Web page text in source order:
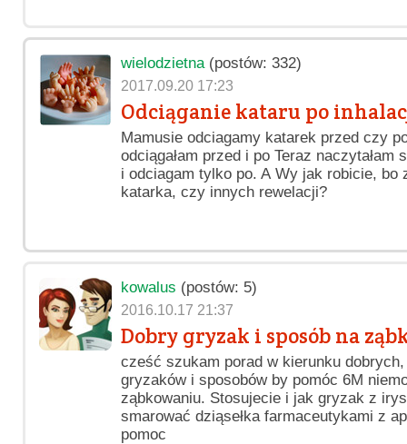
wielodzietna(postów: 332)
2017.09.20 17:23
Odciąganie kataru po
Mamusie odciagamy katarek przed czy
odciągałam przed i po Teraz naczytałam
i odciagam tylko po. A Wy jak robicie, bo
katarka, czy innych rewelacji?
kowalus (postów: 5)
2016.10.17 21:37
Dobry gryzak i sposób na
cześć szukam porad w kierunku
gryzaków i sposobów by pomóc 6M
ząbkowaniu. Stosujecie i jak gryzak z
smarować dziąsełka farmaceutykami z
pomoc